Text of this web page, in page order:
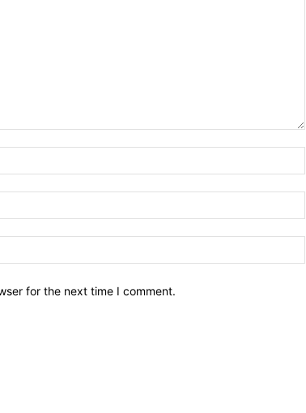
for the next time I comment.